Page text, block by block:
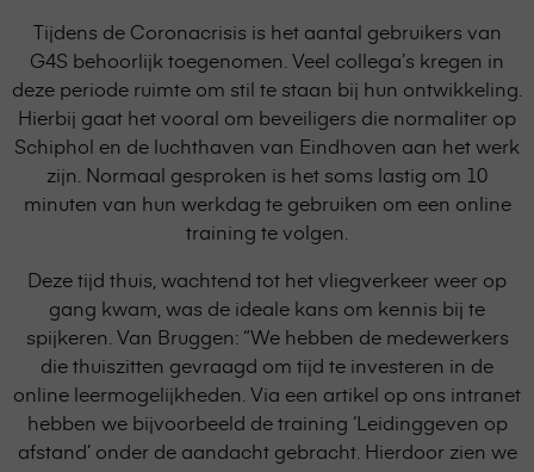
Tijdens de Coronacrisis is het aantal gebruikers van
G4S behoorlijk toegenomen. Veel collega’s kregen in
deze periode ruimte om stil te staan bij hun ontwikkeling.
Hierbij gaat het vooral om beveiligers die normaliter op
Schiphol en de luchthaven van Eindhoven aan het werk
zijn. Normaal gesproken is het soms lastig om 10
minuten van hun werkdag te gebruiken om een online
training te volgen.
Deze tijd thuis, wachtend tot het vliegverkeer weer op
gang kwam, was de ideale kans om kennis bij te
spijkeren. Van Bruggen: “We hebben de medewerkers
die thuiszitten gevraagd om tijd te investeren in de
online leermogelijkheden. Via een artikel op ons intranet
hebben we bijvoorbeeld de training ‘Leidinggeven op
afstand’ onder de aandacht gebracht. Hierdoor zien we